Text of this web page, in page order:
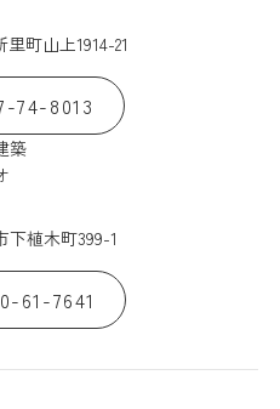
町山上1914-21
74-8013
築
下植木町399-1
61-7641